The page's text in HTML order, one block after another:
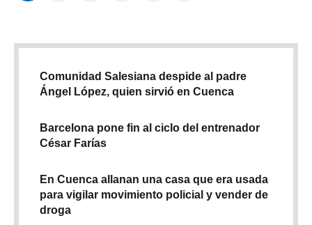
Ángel López, quien sirvió en Cuenca
César Farías
para vigilar movimiento policial y vender de
droga